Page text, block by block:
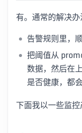
有。通常的解决办
告警规则里，
把阈值从
数据，然后在
是否健康，都
下面我以一些监控